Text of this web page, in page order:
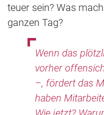
teuer sein? Was
ganzen Tag?
Wenn das
vorher
–, fördert das
haben